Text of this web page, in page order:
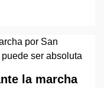
la marcha